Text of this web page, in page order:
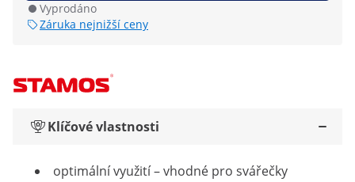
Vyprodáno
Záruka nejnižší ceny
Klíčové vlastnosti
optimální využití – vhodné pro svářečky